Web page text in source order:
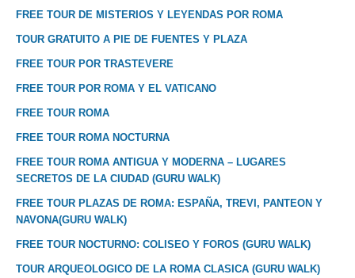
FREE TOUR DE MISTERIOS Y LEYENDAS POR ROMA
TOUR GRATUITO A PIE DE FUENTES Y PLAZA
FREE TOUR POR TRASTEVERE
FREE TOUR POR ROMA Y EL VATICANO
FREE TOUR ROMA
FREE TOUR ROMA NOCTURNA
FREE TOUR ROMA ANTIGUA Y MODERNA – LUGARES
SECRETOS DE LA CIUDAD (GURU WALK)
FREE TOUR PLAZAS DE ROMA: ESPAÑA, TREVI, PANTEON Y
NAVONA(GURU WALK)
FREE TOUR NOCTURNO: COLISEO Y FOROS (GURU WALK)
TOUR ARQUEOLOGICO DE LA ROMA CLASICA (GURU WALK)